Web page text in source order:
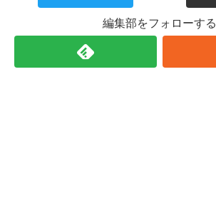
編集部をフォローする